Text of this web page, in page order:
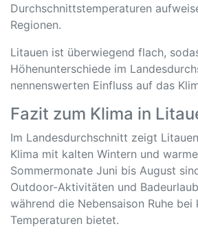
Durchschnittstemperaturen
Regionen.
Litauen ist überwiegend flach,
Höhenunterschiede im
nennenswerten Einfluss auf das
Fazit zum Klima in
Im Landesdurchschnitt zeigt
Klima mit kalten Wintern und
Sommermonate Juni bis August
Outdoor-Aktivitäten und
während die Nebensaison Ruhe bei
Temperaturen bietet.